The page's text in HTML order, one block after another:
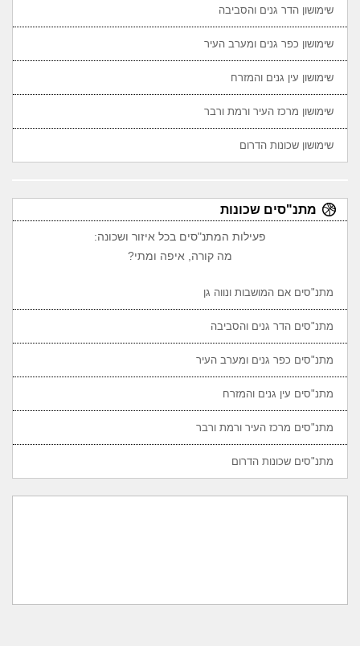
שימושון הדר גנים והסביבה
שימושון כפר גנים ומערב העיר
שימושון עין גנים והמזרח
שימושון מרכז העיר ורמת ורבר
שימושון שכונות הדרום
מתנ"סים שכונות
פעילות המתנ"סים בכל איזור ושכונה:
מה קורה, איפה ומתי?
מתנ"סים אם המושבות ונווה גן
מתנ"סים הדר גנים והסביבה
מתנ"סים כפר גנים ומערב העיר
מתנ"סים עין גנים והמזרח
מתנ"סים מרכז העיר ורמת ורבר
מתנ"סים שכונות הדרום